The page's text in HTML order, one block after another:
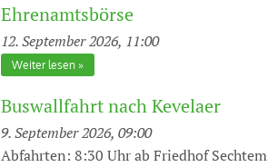
Ehrenamtsbörse
12. September 2026, 11:00
Weiter lesen
Buswallfahrt nach Kevelaer
9. September 2026, 09:00
Abfahrten: 8:30 Uhr ab Friedhof Sechtem